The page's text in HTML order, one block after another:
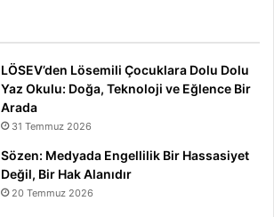
LÖSEV’den Lösemili Çocuklara Dolu Dolu
Yaz Okulu: Doğa, Teknoloji ve Eğlence Bir
Arada
31 Temmuz 2026
Sözen: Medyada Engellilik Bir Hassasiyet
Değil, Bir Hak Alanıdır
20 Temmuz 2026